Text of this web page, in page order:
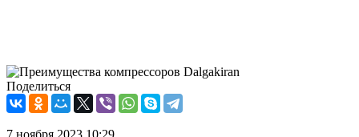
Поделиться
7 ноября 2023 10:29